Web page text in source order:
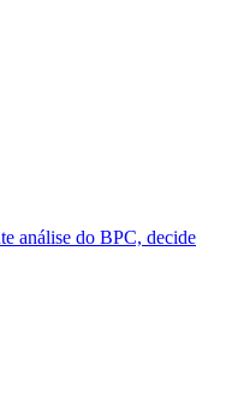
análise do BPC, decide